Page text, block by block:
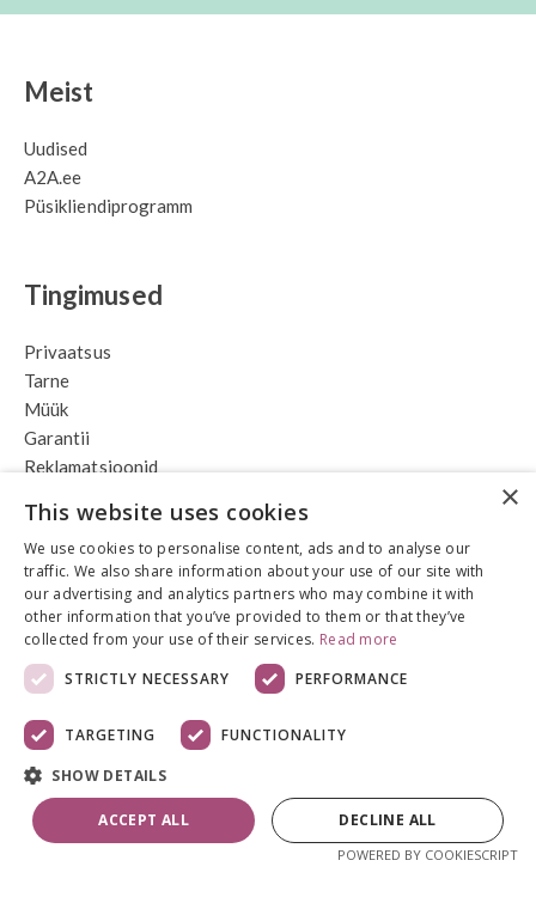
Meist
Uudised
A2A.ee
Püsikliendiprogramm
Tingimused
Privaatsus
Tarne
Müük
Garantii
Reklamatsioonid
Kontakt
A2A OÜ
Sinikivi tee 8
75306 Rae vald
E-R 9-17:00
epood@a2ahome.com
+372 58 66 43 46
×
This website uses cookies
We use cookies to personalise content, ads and to analyse our
traffic. We also share information about your use of our site with
our advertising and analytics partners who may combine it with
other information that you’ve provided to them or that they’ve
collected from your use of their services. Read more
STRICTLY NECESSARY
PERFORMANCE
TARGETING FUNCTIONALITY
SHOW DETAILS
ACCEPT ALL DECLINE ALL
POWERED BY COOKIESCRIPT